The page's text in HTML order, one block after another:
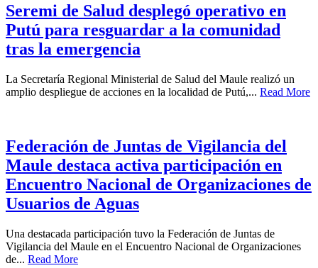
Seremi de Salud desplegó operativo en
Putú para resguardar a la comunidad
tras la emergencia
La Secretaría Regional Ministerial de Salud del Maule realizó un
amplio despliegue de acciones en la localidad de Putú,... Read More
Federación de Juntas de Vigilancia del
Maule destaca activa participación en
Encuentro Nacional de Organizaciones de
Usuarios de Aguas
Una destacada participación tuvo la Federación de Juntas de
Vigilancia del Maule en el Encuentro Nacional de Organizaciones
de... Read More